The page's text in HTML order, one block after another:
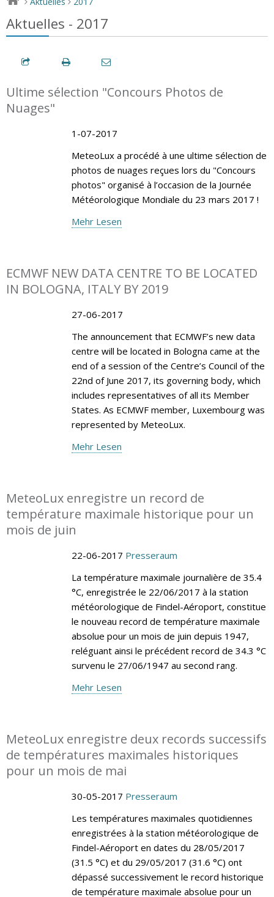
Aktuelles - 2017
Ultime sélection "Concours Photos de
Nuages"
1-07-2017
MeteoLux a procédé à une ultime sélection de
photos de nuages reçues lors du "Concours
photos" organisé à l’occasion de la Journée
Météorologique Mondiale du 23 mars 2017 !
Mehr Lesen
ECMWF NEW DATA CENTRE TO BE LOCATED
IN BOLOGNA, ITALY BY 2019
27-06-2017
The announcement that ECMWF’s new data
centre will be located in Bologna came at the
end of a session of the Centre’s Council of the
22nd of June 2017, its governing body, which
includes representatives of all its Member
States. As ECMWF member, Luxembourg was
represented by MeteoLux.
Mehr Lesen
MeteoLux enregistre un record de
température maximale historique pour un
mois de juin
22-06-2017 Presseraum
La température maximale journalière de 35.4
°C, enregistrée le 22/06/2017 à la station
météorologique de Findel-Aéroport, constitue
le nouveau record de température maximale
absolue pour un mois de juin depuis 1947,
reléguant ainsi le précédent record de 34.3 °C
survenu le 27/06/1947 au second rang.
Mehr Lesen
MeteoLux enregistre deux records successifs
de températures maximales historiques
pour un mois de mai
30-05-2017 Presseraum
Les températures maximales quotidiennes
enregistrées à la station météorologique de
Findel-Aéroport en dates du 28/05/2017
(31.5 °C) et du 29/05/2017 (31.6 °C) ont
dépassé successivement le record historique
de température maximale absolue pour un